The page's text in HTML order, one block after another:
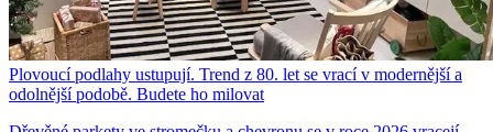
Plovoucí podlahy ustupují. Trend z 80. let se vrací v modernější a
odolnější podobě. Budete ho milovat